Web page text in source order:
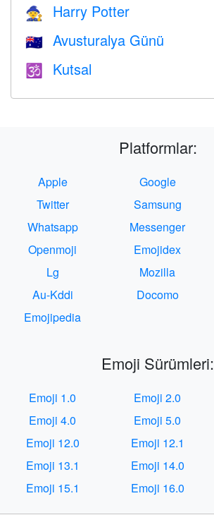
🧙 Harry Potter
🇦🇺 Avusturalya Günü
🕉 Kutsal
Platformlar:
Apple Google
Twitter
Samsung
Whatsapp
Messenger
Openmoji
Emojidex
Lg
Mozilla
Au-Kddi
Docomo
Emojipedia
Emoji Sürümleri:
Emoji 1.0 Emoji 2.0
Emoji 4.0
Emoji 5.0
Emoji 12.0
Emoji 12.1
Emoji 13.1
Emoji 14.0
Emoji 15.1
Emoji 16.0